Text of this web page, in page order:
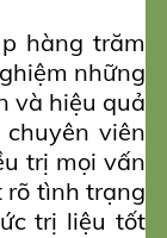
hàng trăm
những
và hiệu quả
viên
trị mọi vấn
rõ tình trạng
trị liệu tốt